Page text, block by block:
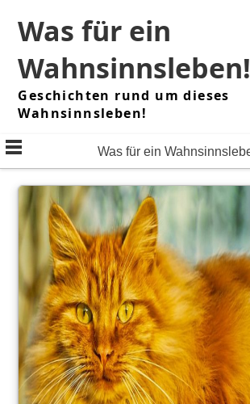
content
Was für ein
Wahnsinnsleben!
Geschichten rund um dieses
Wahnsinnsleben!
Was für ein